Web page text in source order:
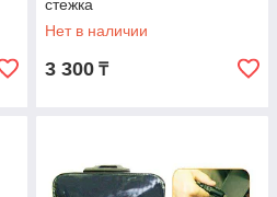
стежка
Нет в наличии
3 300 ₸